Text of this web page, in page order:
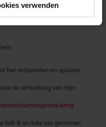
verwenden
OF ANDERE
het verzamelen en opslaan
de verwerking van mijn
heb ik er nota van genomen